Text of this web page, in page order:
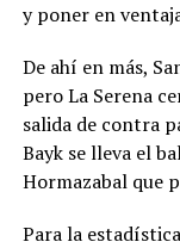
y poner en
De ahí en más,
pero La Serena
salida de contra
Bayk se lleva el
Hormazabal que
Para la